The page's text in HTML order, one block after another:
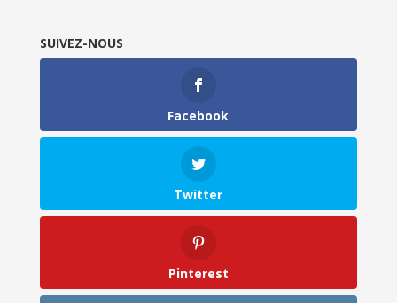
SUIVEZ-NOUS
Facebook
Twitter
Pinterest